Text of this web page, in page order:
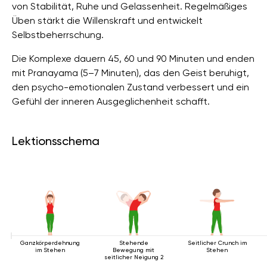
von Stabilität, Ruhe und Gelassenheit. Regelmäßiges
Üben stärkt die Willenskraft und entwickelt
Selbstbeherrschung.
Die Komplexe dauern 45, 60 und 90 Minuten und enden
mit Pranayama (5–7 Minuten), das den Geist beruhigt,
den psycho-emotionalen Zustand verbessert und ein
Gefühl der inneren Ausgeglichenheit schafft.
Lektionsschema
Ganzkörperdehnung
im Stehen
Stehende
Bewegung mit
seitlicher Neigung 2
Seitlicher Crunch im
Stehen